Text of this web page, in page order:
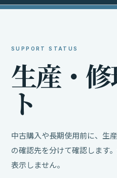
SUPPORT STATUS
生産・ 修
ト
中古購入や長期使用前に、生
の確認先を分けて確認します
表示しません。